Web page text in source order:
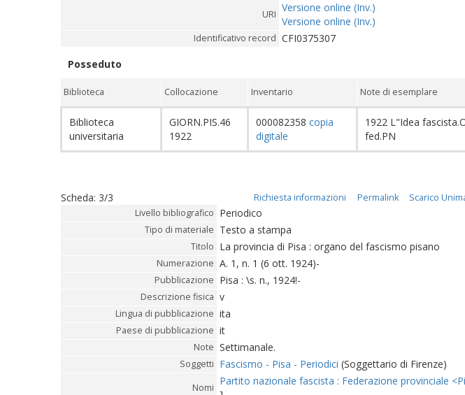
URI
Versione online (Inv.)
Versione online (Inv.)
Identificativo record CFI0375307
Posseduto
Biblioteca Collocazione Inventario Note di esemplare
Biblioteca
universitaria
GIORN.PIS.46
1922
000082358 copia
digitale
1922 L"Idea
fed.PN
Scheda: 3/3 Richiesta informazioni Permalink Scarico
Livello bibliografico Periodico
Tipo di materiale Testo a stampa
Titolo La provincia di Pisa : organo del fascismo pisano
Numerazione A. 1, n. 1 (6 ott. 1924)-
Pubblicazione Pisa : \s. n., 1924!-
Descrizione fisica v
Lingua di pubblicazione ita
Paese di pubblicazione it
Note Settimanale.
Soggetti Fascismo - Pisa - Periodici (Soggettario di Firenze)
Nomi
Partito nazionale fascista : Federazione provinciale